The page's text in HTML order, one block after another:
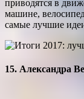
приводятся в
машине,
самые лучшие
15. Александра